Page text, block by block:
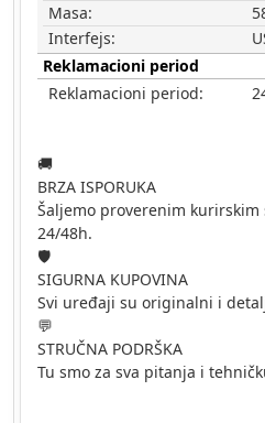
Masa:
Interfejs:
Reklamacioni period
Reklamacioni period:
🚚
BRZA ISPORUKA
Šaljemo proverenim kurirskim
24/48h.
🛡️
SIGURNA KUPOVINA
Svi uređaji su originalni i
💬
STRUČNA PODRŠKA
Tu smo za sva pitanja i